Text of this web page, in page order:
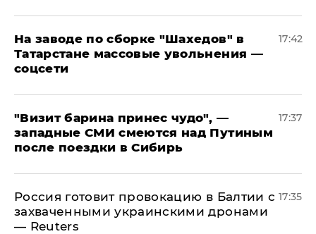
На заводе по сборке "Шахедов" в
Татарстане массовые увольнения —
соцсети
17:42
"Визит барина принес чудо", —
западные СМИ смеются над Путиным
после поездки в Сибирь
17:37
​Россия готовит провокацию в Балтии с
захваченными украинскими дронами
— Reuters
17:35